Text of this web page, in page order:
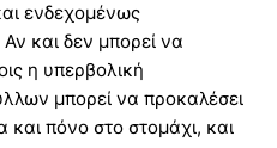
ενδεχομένως
και δεν μπορεί να
η υπερβολική
μπορεί να προκαλέσει
πόνο στο στομάχι, και